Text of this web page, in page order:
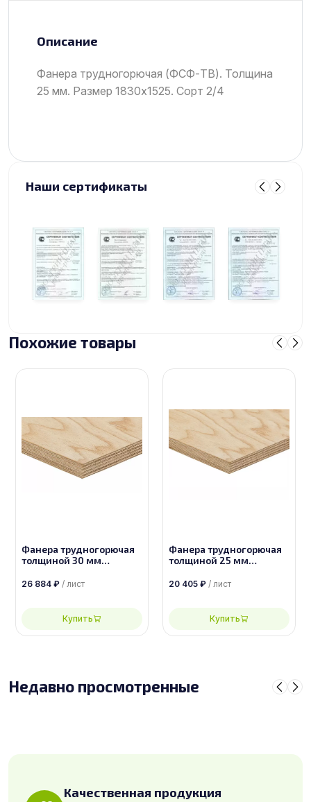
Описание
Фанера трудногорючая (ФСФ-ТВ). Толщина
25 мм. Размер 1830х1525. Сорт 2/4
Наши сертификаты
Похожие товары
Фанера трудногорючая
толщиной 30 мм
сорт 2/4
26 884 ₽ / лист
Купить
Фанера трудногорючая
толщиной 25 мм
сорт 2/4
20 405 ₽ / лист
Купить
Недавно просмотренные
Качественная продукция